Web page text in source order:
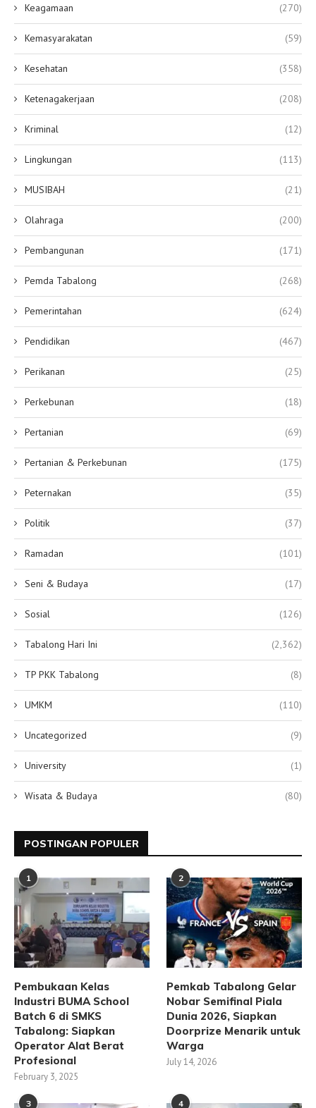
Keagamaan (270)
Kemasyarakatan (59)
Kesehatan (358)
Ketenagakerjaan (208)
Kriminal (12)
Lingkungan (113)
MUSIBAH (21)
Olahraga (200)
Pembangunan (171)
Pemda Tabalong (268)
Pemerintahan (624)
Pendidikan (467)
Perikanan (25)
Perkebunan (18)
Pertanian (69)
Pertanian & Perkebunan (175)
Peternakan (35)
Politik (37)
Ramadan (101)
Seni & Budaya (17)
Sosial (126)
Tabalong Hari Ini (2,362)
TP PKK Tabalong (8)
UMKM (110)
Uncategorized (9)
University (1)
Wisata & Budaya (80)
POSTINGAN POPULER
1
Pembukaan Kelas
Industri BUMA School
Batch 6 di SMKS
Tabalong: Siapkan
Operator Alat Berat
Profesional
February 3, 2025
2
Pemkab Tabalong Gelar
Nobar Semifinal Piala
Dunia 2026, Siapkan
Doorprize Menarik untuk
Warga
July 14, 2026
3 4